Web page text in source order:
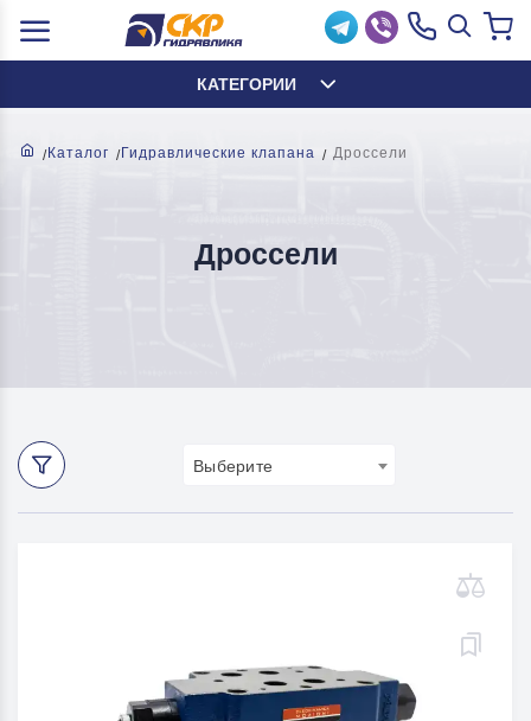
КАТЕГОРИИ
Каталог Гидравлические клапана Дроссели
Дроссели
Выберите